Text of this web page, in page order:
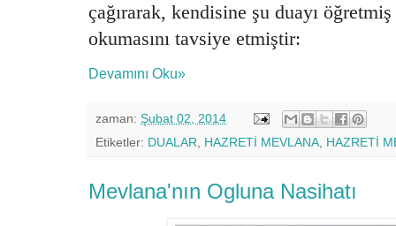
çağırarak, kendisine şu duayı öğretmiş
okumasını tavsiye etmiştir:
Devamını Oku»
zaman: Şubat 02, 2014
Etiketler: DUALAR HAZRETİ MEVLANA HAZRETİ
Mevlana'nın Ogluna Nasihatı